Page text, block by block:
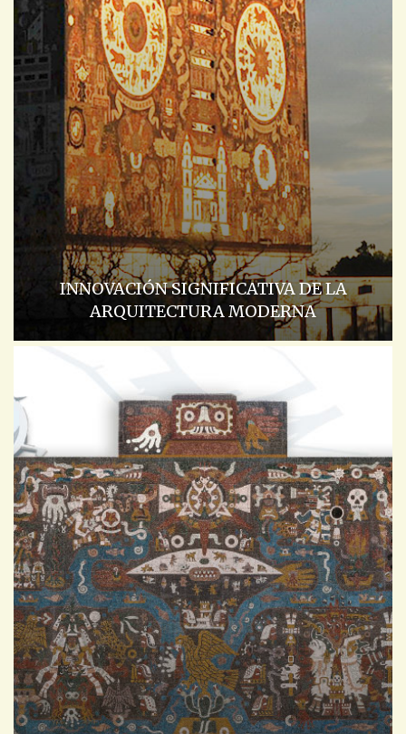
INNOVACIÓN SIGNIFICATIVA DE LA
ARQUITECTURA MODERNA